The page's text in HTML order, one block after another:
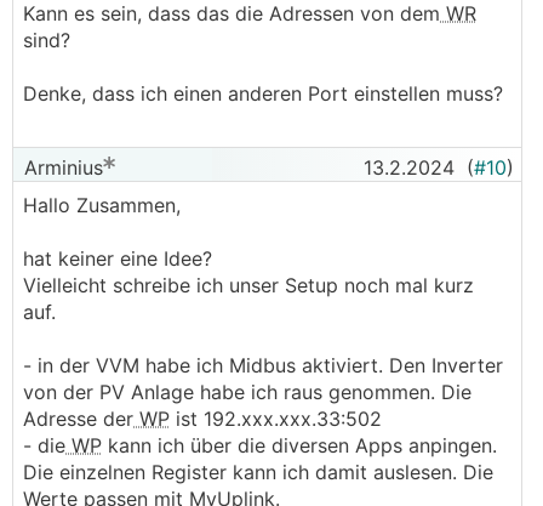
Kann es sein, dass das die Adressen von dem WR
sind?
Denke, dass ich einen anderen Port einstellen muss?
Arminius 13.2.2024 (#10)
Hallo Zusammen,
hat keiner eine Idee?
Vielleicht schreibe ich unser Setup noch mal kurz
auf.
- in der VVM habe ich Midbus aktiviert. Den Inverter
von der PV Anlage habe ich raus genommen. Die
Adresse der WP ist 192.xxx.xxx.33:502
- die WP kann ich über die diversen Apps anpingen.
Die einzelnen Register kann ich damit auslesen. Die
Werte passen mit MyUplink.